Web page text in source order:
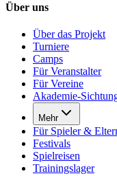
Über uns
Über das Projekt
Turniere
Camps
Für Veranstalter
Für Vereine
Akademie-
Mehr
Für Spieler &
Festivals
Spielreisen
Trainingslager